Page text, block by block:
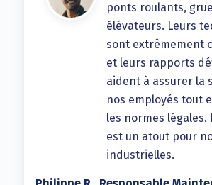
ponts roulants,
élévateurs. Leurs
sont extrêmement
et leurs rapports
aident à assurer la
nos employés tout
les normes légales.
est un atout pour
industrielles.